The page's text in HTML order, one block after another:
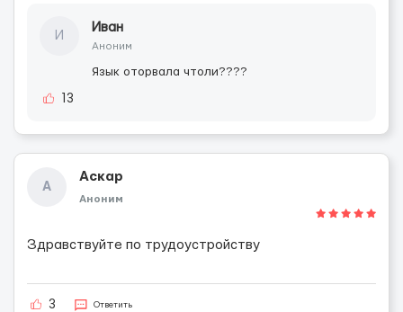
И
Иван
Аноним
Язык оторвала чтоли????
13
А
Аскар
Аноним
Здравствуйте по трудоустройству
3 Ответить